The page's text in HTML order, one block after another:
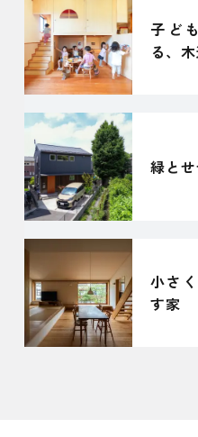
子ど
る、
緑と
小さ
す家